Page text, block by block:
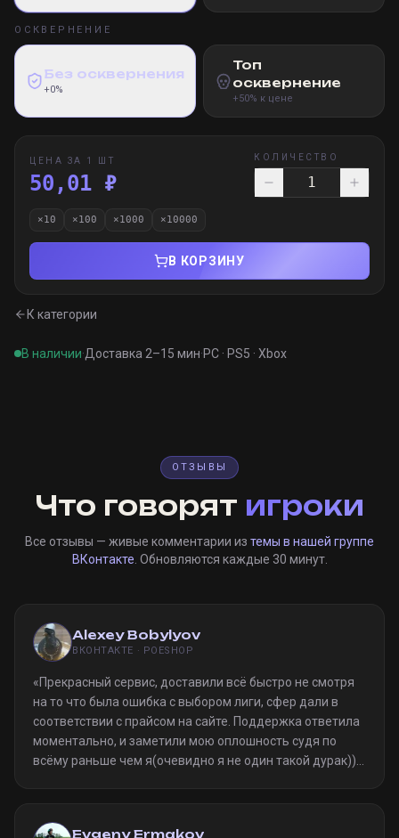
ОСКВЕРНЕНИЕ
Без осквернения
+0%
Топ
осквернение
+50% к цене
ЦЕНА ЗА 1 ШТ
50,01 ₽
КОЛИЧЕСТВО
×10 ×100 ×1000 ×10000
В КОРЗИНУ
К категории
В наличии·Доставка 2–15 мин·PC · PS5 · Xbox
ОТЗЫВЫ
Что говорят игроки
Все отзывы — живые комментарии из темы в нашей группе
ВКонтакте . Обновляются каждые 30 минут.
Alexey Bobylyov
ВКОНТАКТЕ · POESHOP
«Прекрасный сервис, доставили всё быстро не смотря
на то что была ошибка с выбором лиги, сфер дали в
соответствии с прайсом на сайте. Поддержка ответила
моментально, и заметили мою оплошность судя по
всёму раньше чем я(очевидно я не один такой дурак)).
Evgeny Ermakov